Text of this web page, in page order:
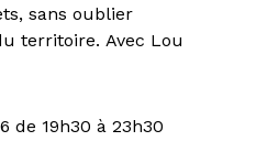
sans oublier
territoire. Avec Lou
de 19h30 à 23h30